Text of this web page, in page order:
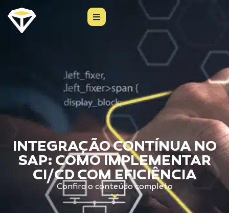
INTEGRAÇÃO CONTÍNUA NO
SAP: COMO IMPLEMENTAR
CI/CD COM EFICIÊNCIA
Confira o conteúdo completo